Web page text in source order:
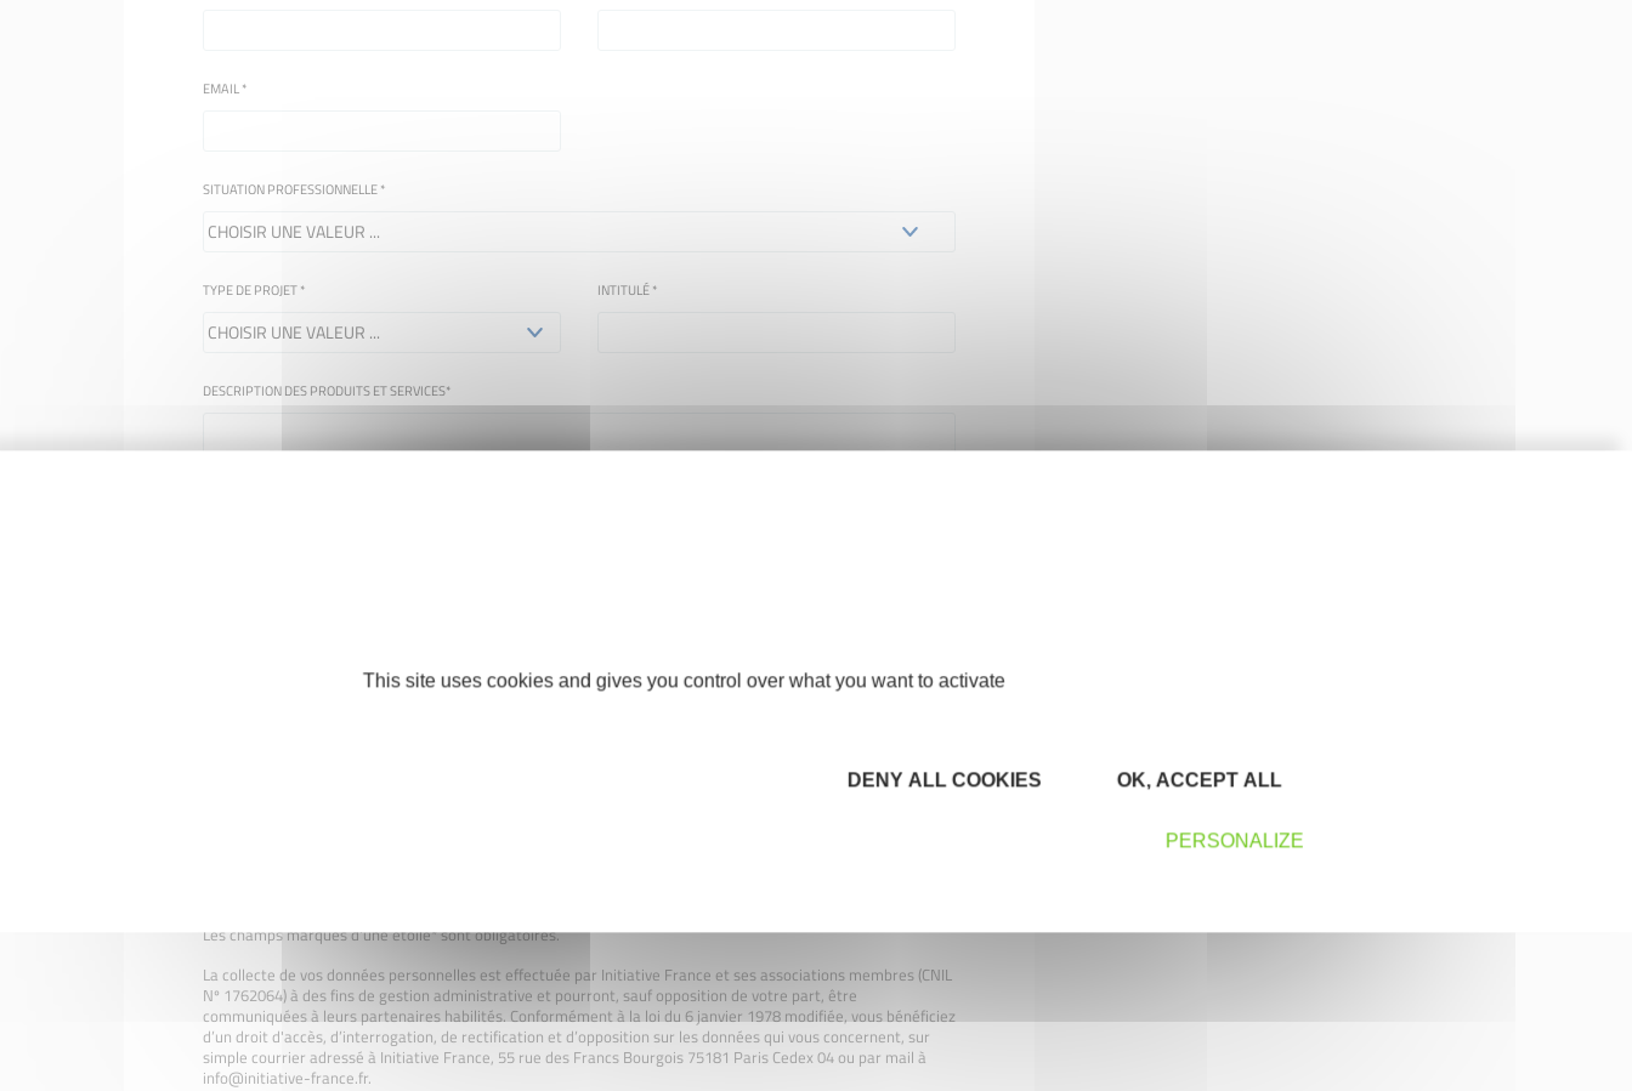
EMAIL*
SITUATION PROFESSIONNELLE*
TYPE DE PROJET* INTITULÉ*
DESCRIPTION DES PRODUITS ET SERVICES*
ÉCRIVEZ, EN CHIFFRES, LE RÉSULTAT DE CETTE OPÉRATION :*
Les champs marqués d'une étoile* sont obligatoires.
La collecte de vos données personnelles est effectuée par Initiative France et ses associations membres (CNIL
Nº 1762064) à des fins de gestion administrative et pourront, sauf opposition de votre part, être
communiquées à leurs partenaires habilités. Conformément à la loi du 6 janvier 1978 modifiée, vous bénéficiez
d’un droit d'accès, d’interrogation, de rectification et d’opposition sur les données qui vous concernent, sur
simple courrier adressé à Initiative France, 55 rue des Francs Bourgois 75181 Paris Cedex 04 ou par mail à
info@initiative-france.fr.
This site uses cookies and gives you control over what you want to activate
OK, ACCEPT ALL
DENY ALL COOKIES
PERSONALIZE